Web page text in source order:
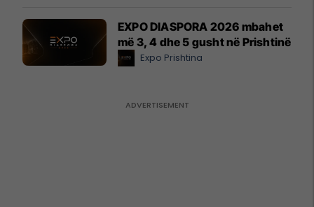
EXPO DIASPORA 2026 mbahet
më 3, 4 dhe 5 gusht në Prishtinë
Expo Prishtina